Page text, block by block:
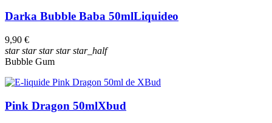
Darka Bubble Baba 50mlLiquideo
9,90 €
starstarstarstarstar_half
Bubble Gum
Pink Dragon 50mlXbud